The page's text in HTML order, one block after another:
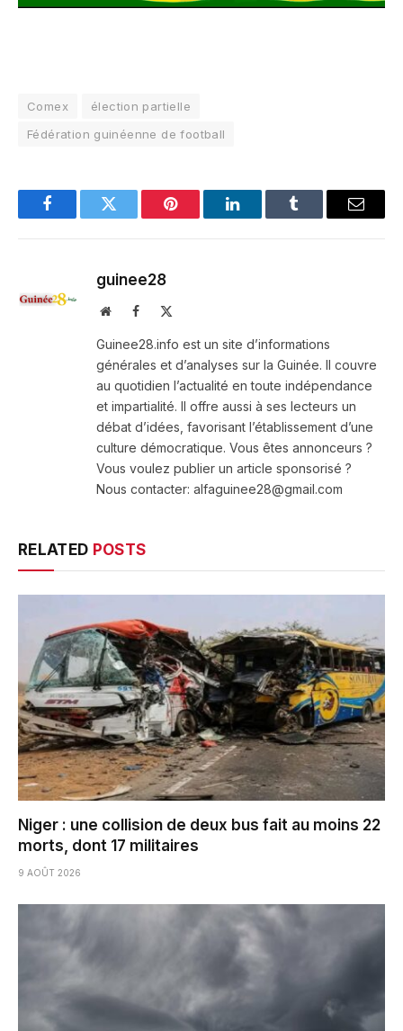
Comex
élection partielle
Fédération guinéenne de football
FacebookTwitter Pinterest LinkedInTumblr Email
guinee28
WebsiteFacebook
Guinee28.info est un site d’informations
générales et d’analyses sur la Guinée. Il couvre
au quotidien l’actualité en toute indépendance
et impartialité. Il offre aussi à ses lecteurs un
débat d’idées, favorisant l’établissement d’une
culture démocratique. Vous êtes annonceurs ?
Vous voulez publier un article sponsorisé ?
Nous contacter: alfaguinee28@gmail.com
RELATED POSTS
Niger : une collision de deux bus fait au moins 22
morts, dont 17 militaires
9 AOÛT 2026